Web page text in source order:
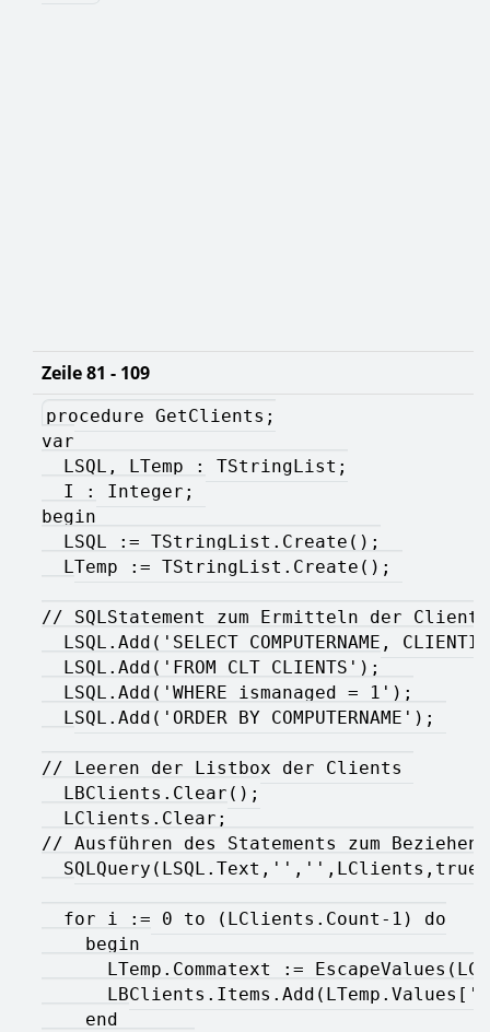
Zeile 81 - 109
procedure GetClients;
var
LSQL, LTemp : TStringList;
I : Integer;
begin
LSQL := TStringList.Create();
LTemp := TStringList.Create();
// SQLStatement zum Ermitteln der Clients
LSQL.Add('SELECT COMPUTERNAME,
LSQL.Add('FROM CLT_CLIENTS');
LSQL.Add('WHERE ismanaged = 1');
LSQL.Add('ORDER BY COMPUTERNAME');
// Leeren der Listbox der Clients
LBClients.Clear();
LClients.Clear;
// Ausführen des Statements zum
for i := 0 to (LClients.Count-1) do
begin
LTemp.Commatext :=
end